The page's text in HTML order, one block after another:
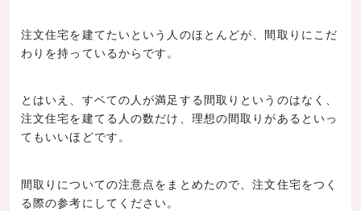
注文住宅を建てたいという人のほとんどが、間取りにこだ
わりを持っているからです。
とはいえ、すベての人が満足する間取りというのはなく、
注文住宅を建てる人の数だけ、理想の間取りがあるといっ
てもいいほどです。
間取りについての注意点をまとめたので、注文住宅をつく
る際の参考にしてください。